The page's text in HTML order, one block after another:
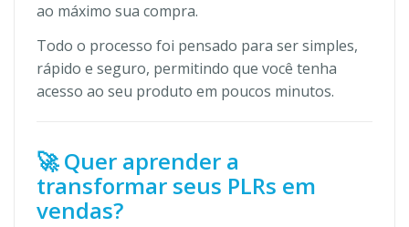
ao máximo sua compra.
Todo o processo foi pensado para ser simples,
rápido e seguro, permitindo que você tenha
acesso ao seu produto em poucos minutos.
🚀 Quer aprender a
transformar seus PLRs em
vendas?